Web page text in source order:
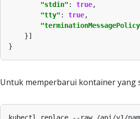
"stdin" : true
"tty" : true
Untuk memperbarui kontainer yang